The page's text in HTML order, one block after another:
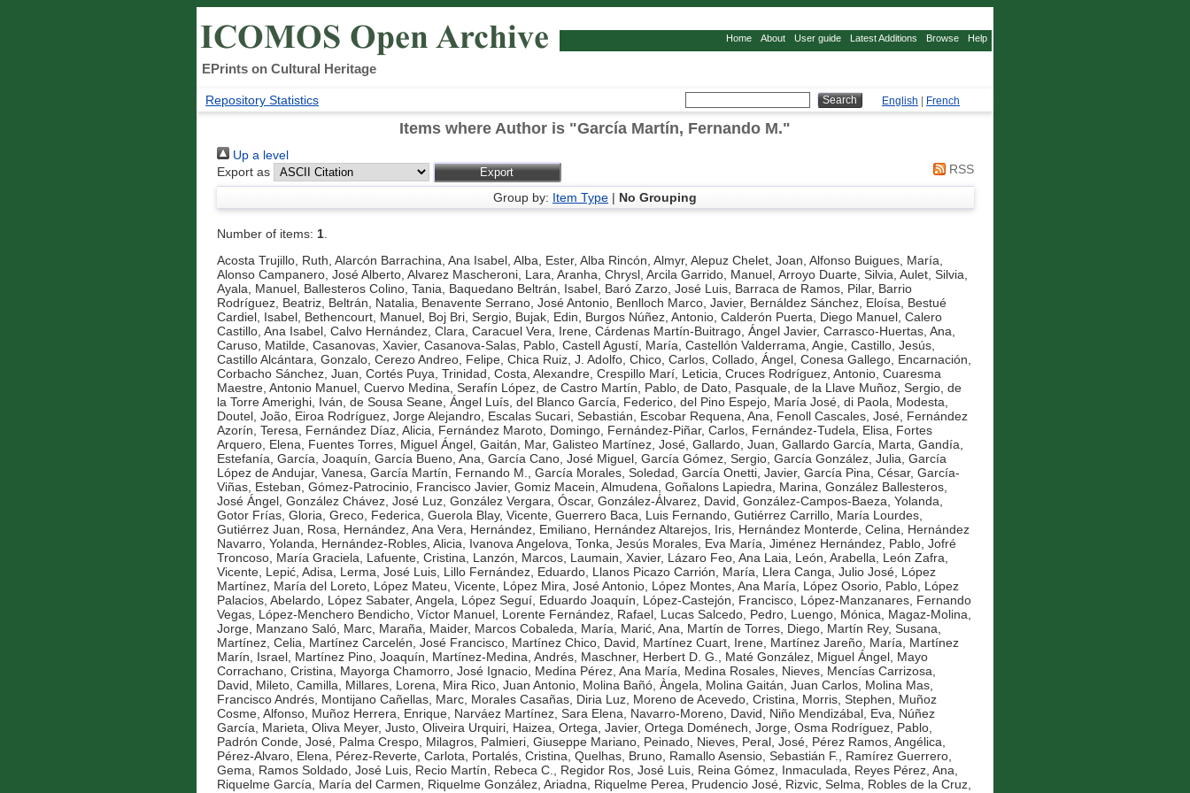
Home About User guide Latest Additions Browse Help
EPrints on Cultural Heritage
Repository Statistics English French
Items where Author is "García Martín, Fernando M."
Up a level
Export as
RSS
Group by: Item Type | No Grouping
Number of items: 1.
Acosta Trujillo, Ruth, Alarcón Barrachina, Ana Isabel, Alba, Ester, Alba Rincón, Almyr, Alepuz Chelet, Joan, Alfonso Buigues, María,
Alonso Campanero, José Alberto, Alvarez Mascheroni, Lara, Aranha, Chrysl, Arcila Garrido, Manuel, Arroyo Duarte, Silvia, Aulet, Silvia,
Ayala, Manuel, Ballesteros Colino, Tania, Baquedano Beltrán, Isabel, Baró Zarzo, José Luis, Barraca de Ramos, Pilar, Barrio
Rodríguez, Beatriz, Beltrán, Natalia, Benavente Serrano, José Antonio, Benlloch Marco, Javier, Bernáldez Sánchez, Eloísa, Bestué
Cardiel, Isabel, Bethencourt, Manuel, Boj Bri, Sergio, Bujak, Edin, Burgos Núñez, Antonio, Calderón Puerta, Diego Manuel, Calero
Castillo, Ana Isabel, Calvo Hernández, Clara, Caracuel Vera, Irene, Cárdenas Martín-Buitrago, Ángel Javier, Carrasco-Huertas, Ana,
Caruso, Matilde, Casanovas, Xavier, Casanova-Salas, Pablo, Castell Agustí, María, Castellón Valderrama, Angie, Castillo, Jesús,
Castillo Alcántara, Gonzalo, Cerezo Andreo, Felipe, Chica Ruiz, J. Adolfo, Chico, Carlos, Collado, Ángel, Conesa Gallego, Encarnación,
Corbacho Sánchez, Juan, Cortés Puya, Trinidad, Costa, Alexandre, Crespillo Marí, Leticia, Cruces Rodríguez, Antonio, Cuaresma
Maestre, Antonio Manuel, Cuervo Medina, Serafín López, de Castro Martín, Pablo, de Dato, Pasquale, de la Llave Muñoz, Sergio, de
la Torre Amerighi, Iván, de Sousa Seane, Ángel Luís, del Blanco García, Federico, del Pino Espejo, María José, di Paola, Modesta,
Doutel, João, Eiroa Rodríguez, Jorge Alejandro, Escalas Sucari, Sebastián, Escobar Requena, Ana, Fenoll Cascales, José, Fernández
Azorín, Teresa, Fernández Díaz, Alicia, Fernández Maroto, Domingo, Fernández-Piñar, Carlos, Fernández-Tudela, Elisa, Fortes
Arquero, Elena, Fuentes Torres, Miguel Ángel, Gaitán, Mar, Galisteo Martínez, José, Gallardo, Juan, Gallardo García, Marta, Gandía,
Estefanía, García, Joaquín, García Bueno, Ana, García Cano, José Miguel, García Gómez, Sergio, García González, Julia, García
López de Andujar, Vanesa, García Martín, Fernando M., García Morales, Soledad, García Onetti, Javier, García Pina, César, García-
Viñas, Esteban, Gómez-Patrocinio, Francisco Javier, Gomiz Macein, Almudena, Goñalons Lapiedra, Marina, González Ballesteros,
José Ángel, González Chávez, José Luz, González Vergara, Óscar, González-Álvarez, David, González-Campos-Baeza, Yolanda,
Gotor Frías, Gloria, Greco, Federica, Guerola Blay, Vicente, Guerrero Baca, Luis Fernando, Gutiérrez Carrillo, María Lourdes,
Gutiérrez Juan, Rosa, Hernández, Ana Vera, Hernández, Emiliano, Hernández Altarejos, Iris, Hernández Monterde, Celina, Hernández
Navarro, Yolanda, Hernández-Robles, Alicia, Ivanova Angelova, Tonka, Jesús Morales, Eva María, Jiménez Hernández, Pablo, Jofré
Troncoso, María Graciela, Lafuente, Cristina, Lanzón, Marcos, Laumain, Xavier, Lázaro Feo, Ana Laia, León, Arabella, León Zafra,
Vicente, Lepić, Adisa, Lerma, José Luis, Lillo Fernández, Eduardo, Llanos Picazo Carrión, María, Llera Canga, Julio José, López
Martínez, María del Loreto, López Mateu, Vicente, López Mira, José Antonio, López Montes, Ana María, López Osorio, Pablo, López
Palacios, Abelardo, López Sabater, Angela, López Seguí, Eduardo Joaquín, López-Castejón, Francisco, López-Manzanares, Fernando
Vegas, López-Menchero Bendicho, Víctor Manuel, Lorente Fernández, Rafael, Lucas Salcedo, Pedro, Luengo, Mónica, Magaz-Molina,
Jorge, Manzano Saló, Marc, Maraña, Maider, Marcos Cobaleda, María, Marić, Ana, Martín de Torres, Diego, Martín Rey, Susana,
Martínez, Celia, Martínez Carcelén, José Francisco, Martínez Chico, David, Martínez Cuart, Irene, Martínez Jareño, María, Martínez
Marín, Israel, Martínez Pino, Joaquín, Martínez-Medina, Andrés, Maschner, Herbert D. G., Maté González, Miguel Ángel, Mayo
Corrachano, Cristina, Mayorga Chamorro, José Ignacio, Medina Pérez, Ana María, Medina Rosales, Nieves, Mencías Carrizosa,
David, Mileto, Camilla, Millares, Lorena, Mira Rico, Juan Antonio, Molina Bañó, Àngela, Molina Gaitán, Juan Carlos, Molina Mas,
Francisco Andrés, Montijano Cañellas, Marc, Morales Casañas, Diria Luz, Moreno de Acevedo, Cristina, Morris, Stephen, Muñoz
Cosme, Alfonso, Muñoz Herrera, Enrique, Narváez Martínez, Sara Elena, Navarro-Moreno, David, Niño Mendizábal, Eva, Núñez
García, Marieta, Oliva Meyer, Justo, Oliveira Urquiri, Haizea, Ortega, Javier, Ortega Doménech, Jorge, Osma Rodríguez, Pablo,
Padrón Conde, José, Palma Crespo, Milagros, Palmieri, Giuseppe Mariano, Peinado, Nieves, Peral, José, Pérez Ramos, Angélica,
Pérez-Alvaro, Elena, Pérez-Reverte, Carlota, Portalés, Cristina, Quelhas, Bruno, Ramallo Asensio, Sebastián F., Ramírez Guerrero,
Gema, Ramos Soldado, José Luis, Recio Martín, Rebeca C., Regidor Ros, José Luis, Reina Gómez, Inmaculada, Reyes Pérez, Ana,
Riquelme García, María del Carmen, Riquelme González, Ariadna, Riquelme Perea, Prudencio José, Rizvic, Selma, Robles de la Cruz,